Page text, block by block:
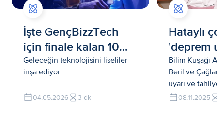
İşte GençBizzTech
için finale kalan 10
proje
Geleceğin teknolojisini liseliler
inşa ediyor
04.05.2026 3 dk
Hataylı
'deprem
tahliye'
Kuşağı
Bilim Kuşağı
Beril ve
uyarı ve
kullanılacak
08.11.2025